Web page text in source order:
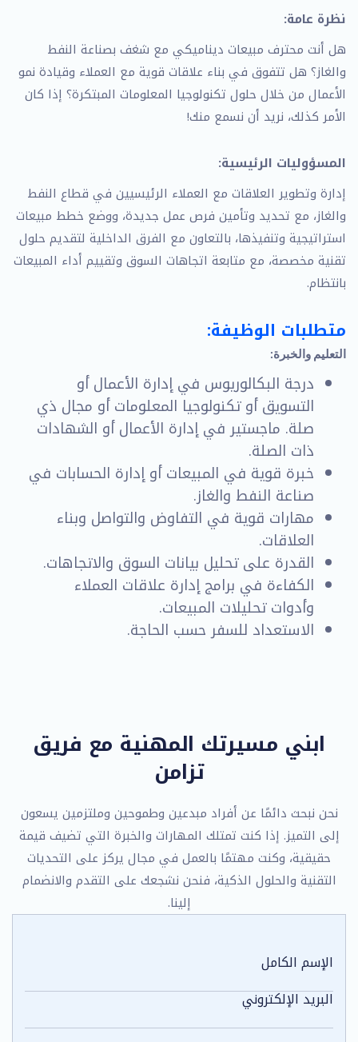
نظرة عامة:
هل أنت محترف مبيعات ديناميكي مع شغف بصناعة النفط
والغاز؟ هل تتفوق في بناء علاقات قوية مع العملاء وقيادة نمو
الأعمال من خلال حلول تكنولوجيا المعلومات المبتكرة؟ إذا كان
الأمر كذلك، نريد أن نسمع منك!
المسؤوليات الرئيسية:
إدارة وتطوير العلاقات مع العملاء الرئيسيين في قطاع النفط
والغاز، مع تحديد وتأمين فرص عمل جديدة، ووضع خطط مبيعات
استراتيجية وتنفيذها، بالتعاون مع الفرق الداخلية لتقديم حلول
تقنية مخصصة، مع متابعة اتجاهات السوق وتقييم أداء المبيعات
بانتظام.
متطلبات الوظيفة:
التعليم والخبرة:
درجة البكالوريوس في إدارة الأعمال أو
التسويق أو تكنولوجيا المعلومات أو مجال ذي
صلة. ماجستير في إدارة الأعمال أو الشهادات
ذات الصلة.
خبرة قوية في المبيعات أو إدارة الحسابات في
صناعة النفط والغاز.
مهارات قوية في التفاوض والتواصل وبناء
العلاقات.
القدرة على تحليل بيانات السوق والاتجاهات.
الكفاءة في برامج إدارة علاقات العملاء
وأدوات تحليلات المبيعات.
الاستعداد للسفر حسب الحاجة.
ابني مسيرتك المهنية مع فريق
تزامن
نحن نبحث دائمًا عن أفراد مبدعين وطموحين وملتزمين يسعون
إلى التميز. إذا كنت تمتلك المهارات والخبرة التي تضيف قيمة
حقيقية، وكنت مهتمًا بالعمل في مجال يركز على التحديات
التقنية والحلول الذكية، فنحن نشجعك على التقدم والانضمام
إلينا.